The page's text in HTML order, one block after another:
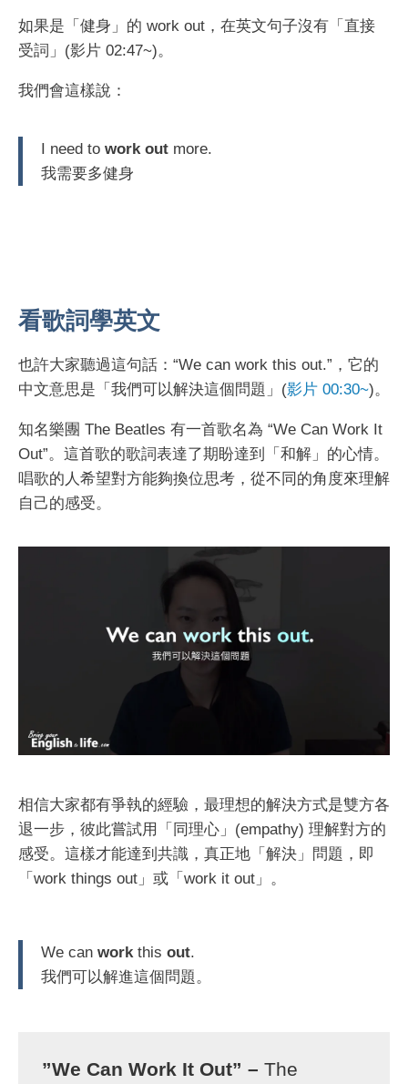
如果是「健身」的 work out，在英文句子沒有「直接
受詞」(影片 02:47~)。
我們會這樣說：
I need to work out more.
我需要多健身
看歌詞學英文
也許大家聽過這句話：“We can work this out.”，它的
中文意思是「我們可以解決這個問題」(影片 00:30~)。
知名樂團 The Beatles 有一首歌名為 “We Can Work It
Out”。這首歌的歌詞表達了期盼達到「和解」的心情。
唱歌的人希望對方能夠換位思考，從不同的角度來理解
自己的感受。
相信大家都有爭執的經驗，最理想的解決方式是雙方各
退一步，彼此嘗試用「同理心」(empathy) 理解對方的
感受。這樣才能達到共識，真正地「解決」問題，即
「work things out」或「work it out」。
We can workthis out.
我們可以解進這個問題。
”We Can Work It Out” – The